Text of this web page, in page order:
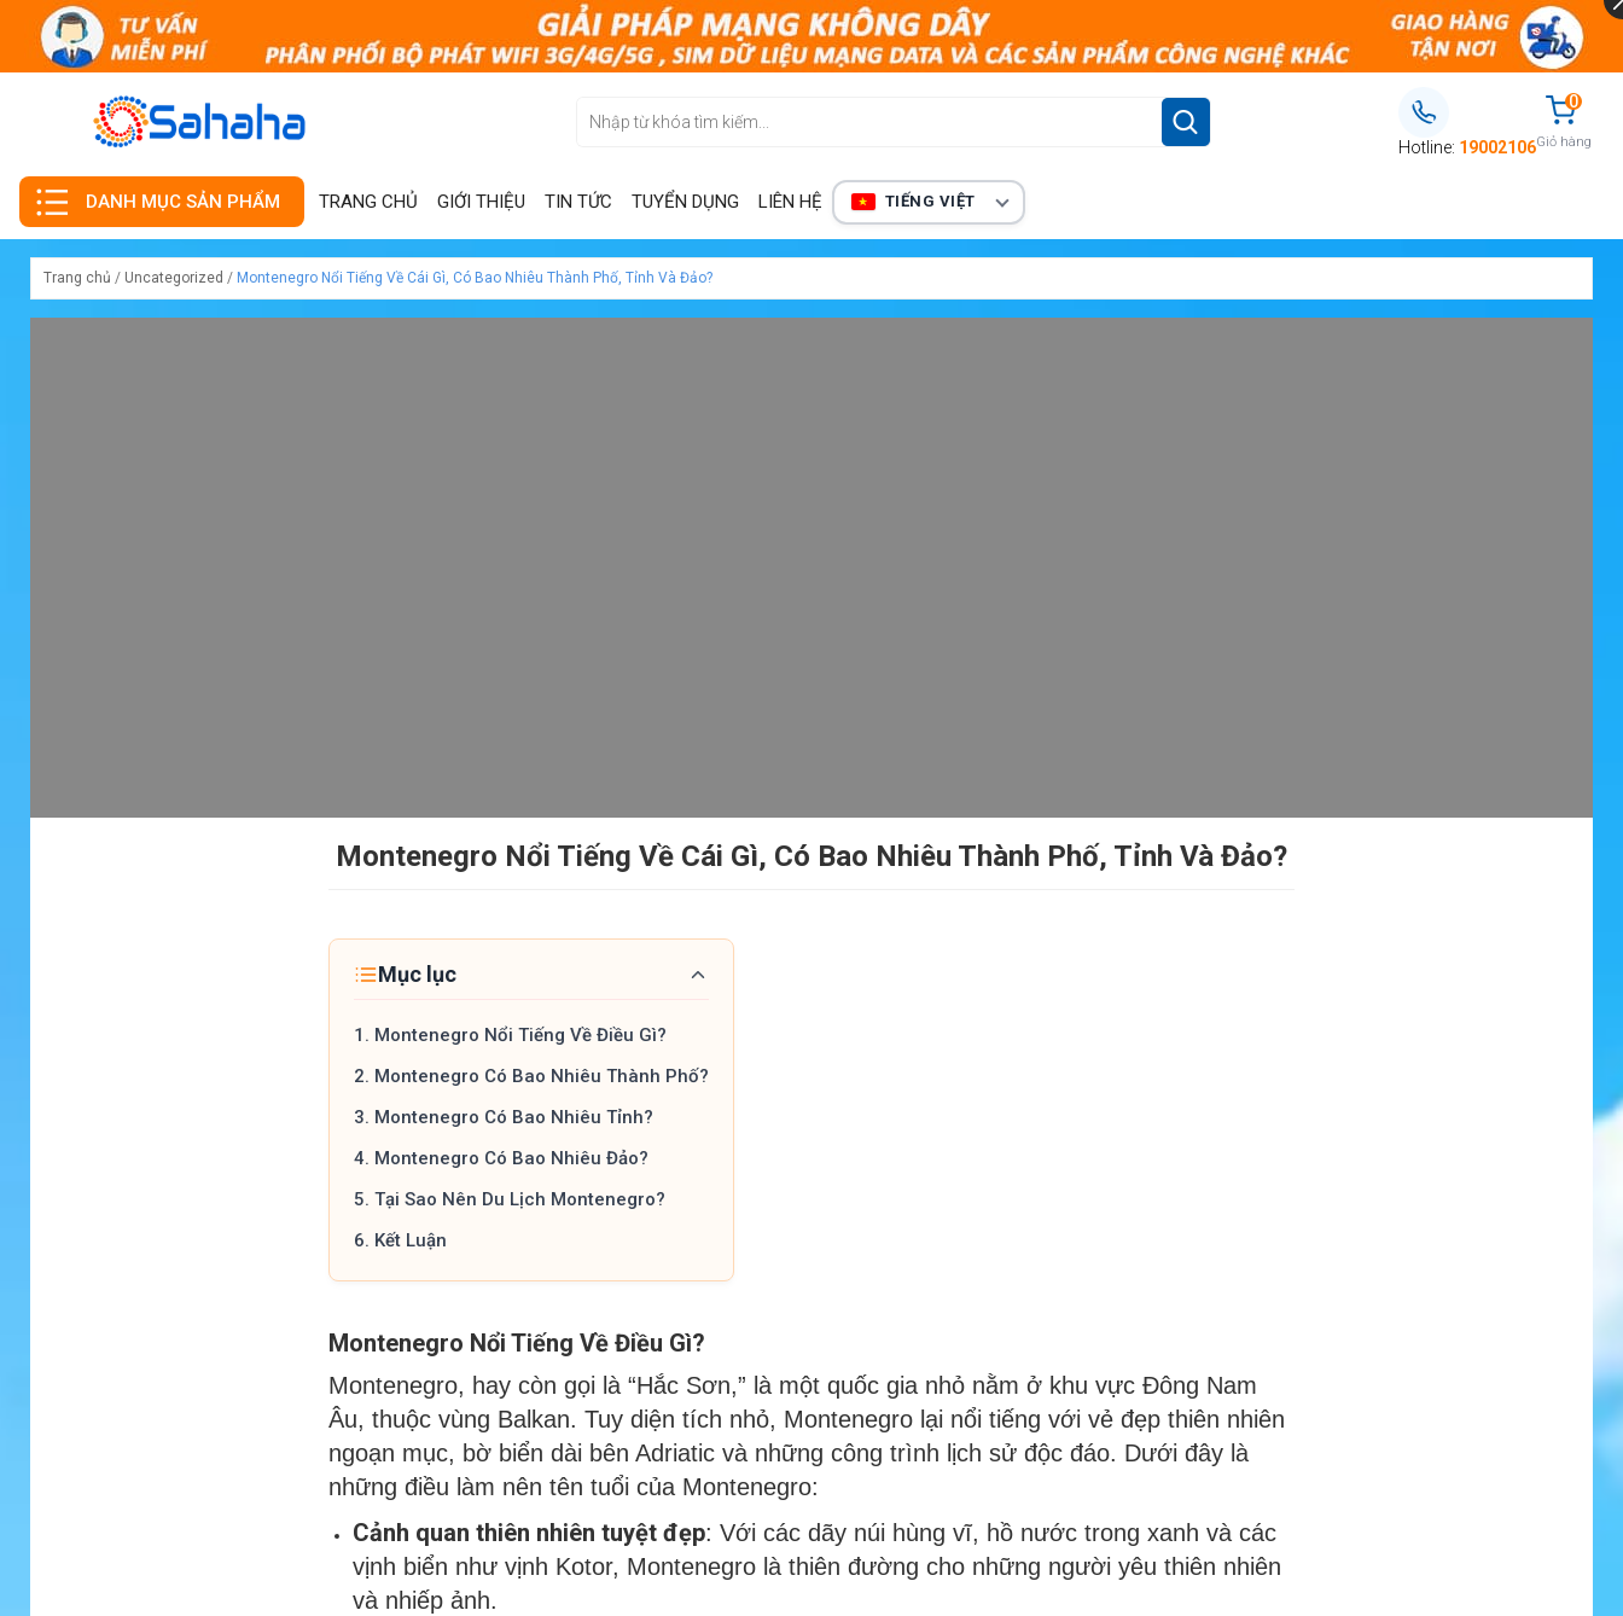
Hotline: 19002106
0
Giỏ hàng
DANH MỤC SẢN PHẨM TRANG CHỦ GIỚI THIỆU TIN TỨC TUYỂN DỤNG LIÊN HỆ TIẾNG VIỆT
Trang chủ / Uncategorized / Montenegro Nổi Tiếng Về Cái Gì, Có Bao Nhiêu Thành Phố, Tỉnh Và Đảo?
Montenegro Nổi Tiếng Về Cái Gì, Có Bao Nhiêu Thành Phố, Tỉnh Và Đảo?
Mục lục
1. Montenegro Nổi Tiếng Về Điều Gì?
2. Montenegro Có Bao Nhiêu Thành Phố?
3. Montenegro Có Bao Nhiêu Tỉnh?
4. Montenegro Có Bao Nhiêu Đảo?
5. Tại Sao Nên Du Lịch Montenegro?
6. Kết Luận
Montenegro Nổi Tiếng Về Điều Gì?
Montenegro, hay còn gọi là “Hắc Sơn,” là một quốc gia nhỏ nằm ở khu vực Đông Nam
Âu, thuộc vùng Balkan. Tuy diện tích nhỏ, Montenegro lại nổi tiếng với vẻ đẹp thiên nhiên
ngoạn mục, bờ biển dài bên Adriatic và những công trình lịch sử độc đáo. Dưới đây là
những điều làm nên tên tuổi của Montenegro:
Cảnh quan thiên nhiên tuyệt đẹp: Với các dãy núi hùng vĩ, hồ nước trong xanh và các
vịnh biển như vịnh Kotor, Montenegro là thiên đường cho những người yêu thiên nhiên
và nhiếp ảnh.